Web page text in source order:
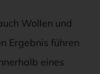
Wollen und
Ergebnis führen
eines